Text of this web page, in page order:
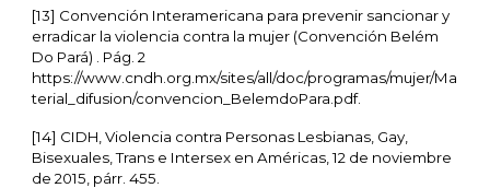
[13] Convención Interamericana para prevenir sancionar y
erradicar la violencia contra la mujer (Convención Belém
Do Pará) . Pág. 2
https://www.cndh.org.mx/sites/all/doc/programas/mujer/Ma
terial_difusion/convencion_BelemdoPara.pdf.
[14] CIDH, Violencia contra Personas Lesbianas, Gay,
Bisexuales, Trans e Intersex en Américas, 12 de noviembre
de 2015, párr. 455.